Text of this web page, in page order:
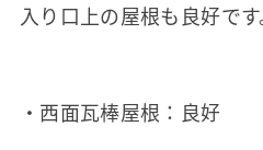
入り口上の屋根も良好です
・西面瓦棒屋根：良好